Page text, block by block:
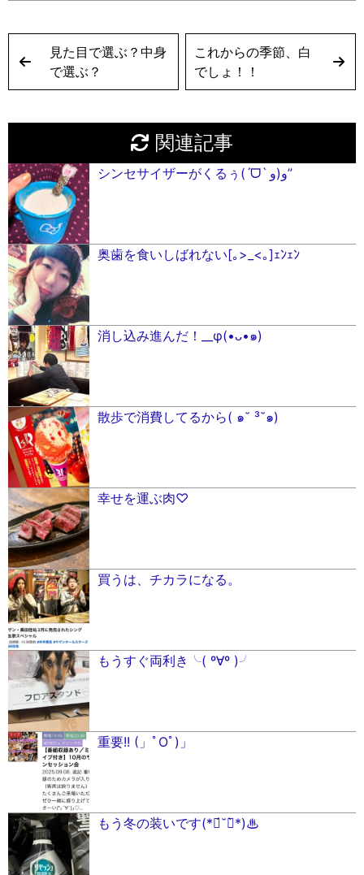
見た目で選ぶ？中身
で選ぶ？
これからの季節、白
でしょ！！
関連記事
シンセサイザーがくるぅ(ˊᗜˋ و(و”
奥歯を食いしばれない[｡>_<｡]ｪﾝｪﾝ
消し込み進んだ！__φ(•ᴗ•๑)
散歩で消費してるから( ๑˘ ³˘๑)
幸せを運ぶ肉♡
買うは、チカラになる。
もうすぐ両利き╰( º∀º )╯
重要!! (」ﾟOﾟ)」
もう冬の装いです(*ฅ́˘ฅ̀*)♨︎